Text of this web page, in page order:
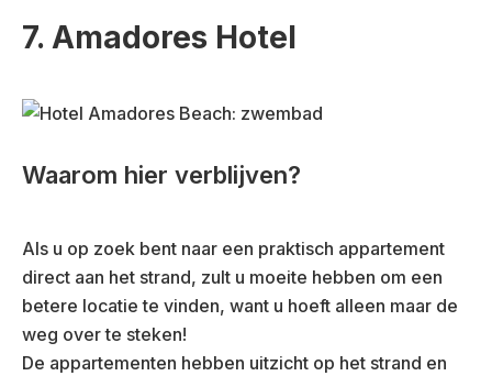
se
7. Amadores Hotel
Waarom hier verblijven?
Als u op zoek bent naar een praktisch appartement
direct aan het strand, zult u moeite hebben om een
betere locatie te vinden, want u hoeft alleen maar de
weg over te steken!
De appartementen hebben uitzicht op het strand en